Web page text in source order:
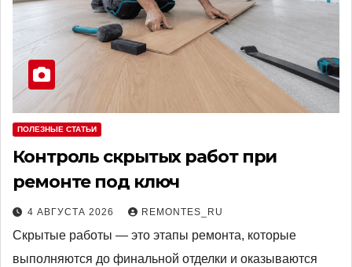
ПОЛЕЗНЫЕ СТАТЬИ
Контроль скрытых работ при
ремонте под ключ
4 АВГУСТА 2026 REMONTES_RU
Скрытые работы — это этапы ремонта, которые
выполняются до финальной отделки и оказываются